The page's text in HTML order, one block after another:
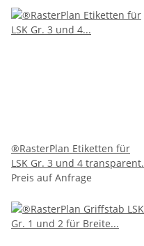
®RasterPlan Etiketten für
LSK Gr. 3 und 4 transparent.
Preis auf Anfrage